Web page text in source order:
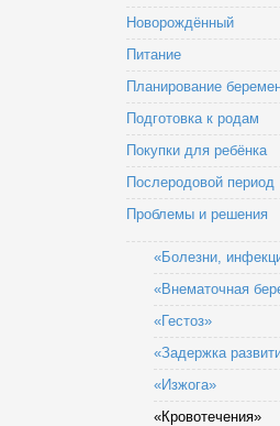
Новорождённый
Питание
Планирование
Подготовка к родам
Покупки для ребёнка
Послеродовой период
Проблемы и решения
«Болезни,
«Внематочная
«Гестоз»
«Задержка
«Изжога»
«Кровотечения»